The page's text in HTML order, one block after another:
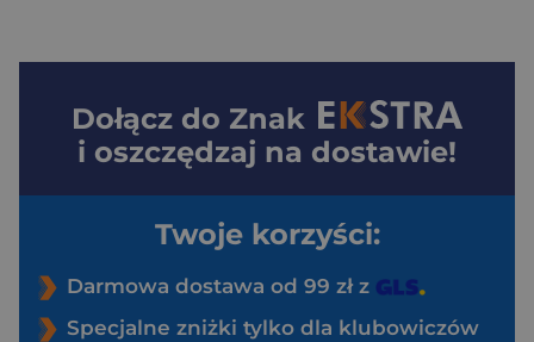
Dołącz do Znak
i oszczędzaj na dostawie!
Twoje korzyści:
Darmowa dostawa od 99 zł z
Specjalne zniżki tylko dla klubowiczów